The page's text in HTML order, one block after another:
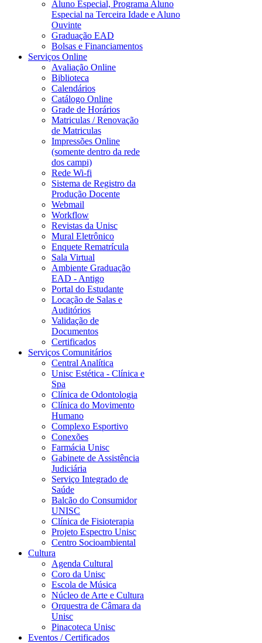
Aluno Especial, Programa Aluno
Especial na Terceira Idade e Aluno
Ouvinte
Graduação EAD
Bolsas e Financiamentos
Serviços Online
Avaliação Online
Biblioteca
Calendários
Catálogo Online
Grade de Horários
Matriculas / Renovação
de Matriculas
Impressões Online
(somente dentro da rede
dos campi)
Rede Wi-fi
Sistema de Registro da
Produção Docente
Webmail
Workflow
Revistas da Unisc
Mural Eletrônico
Enquete Rematrícula
Sala Virtual
Ambiente Graduação
EAD - Antigo
Portal do Estudante
Locação de Salas e
Auditórios
Validação de
Documentos
Certificados
Serviços Comunitários
Central Analítica
Unisc Estética - Clínica e
Spa
Clínica de Odontologia
Clínica do Movimento
Humano
Complexo Esportivo
Conexões
Farmácia Unisc
Gabinete de Assistência
Judiciária
Serviço Integrado de
Saúde
Balcão do Consumidor
UNISC
Clínica de Fisioterapia
Projeto Espectro Unisc
Centro Socioambiental
Cultura
Agenda Cultural
Coro da Unisc
Escola de Música
Núcleo de Arte e Cultura
Orquestra de Câmara da
Unisc
Pinacoteca Unisc
Eventos / Certificados